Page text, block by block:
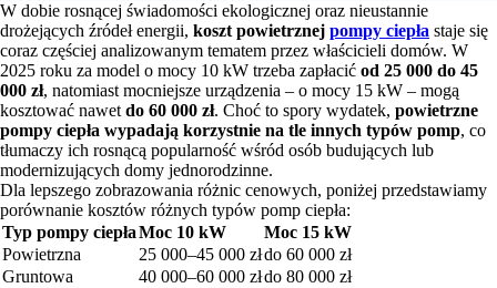
W dobie rosnącej świadomości ekologicznej oraz nieustannie
drożejących źródeł energii, koszt powietrznej pompy ciepła staje się
coraz częściej analizowanym tematem przez właścicieli domów. W
2025 roku za model o mocy 10 kW trzeba zapłacić od 25 000 do 45
000 zł, natomiast mocniejsze urządzenia – o mocy 15 kW – mogą
kosztować nawet do 60 000 zł. Choć to spory wydatek, powietrzne
pompy ciepła wypadają korzystnie na tle innych typów pomp, co
tłumaczy ich rosnącą popularność wśród osób budujących lub
modernizujących domy jednorodzinne.
Dla lepszego zobrazowania różnic cenowych, poniżej przedstawiamy
porównanie kosztów różnych typów pomp ciepła:
Typ pompy ciepłaMoc 10 kW
Moc 15 kW
Powietrzna
25 000–45 000 złdo 60 000 zł
Gruntowa
40 000–60 000 złdo 80 000 zł